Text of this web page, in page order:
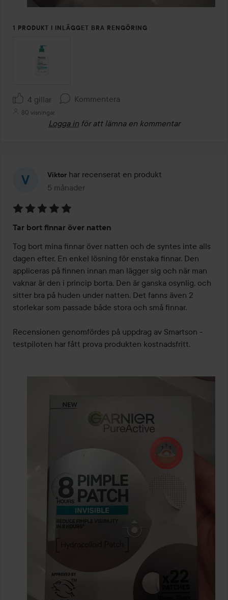
1 PRODUKT I INLÄGGET BRA RENGÖRING
4 gillar Kommentera
80 visningar
Logga in för att lämna en kommentar
Viktor har recenserat en produkt
5 månader
Inlägget skapades 5 månader
5
av
5
Tar bort finnar över natten
Tog bort mina finnar över natten och de syntes inte alls
dagen efter. En enkel lösning för enstaka finnar. Den
appliceras på finnen innan man lägger sig och när man
vaknar är den i princip borta. Den är ganska osynlig, och
sitter bra på huden under natten. Det fanns även 2
storlekar som passade både stora och små finnar.
Recensionen genomfördes på uppdrag av Smartson -
testpiloten har fått prova produkten kostnadsfritt.